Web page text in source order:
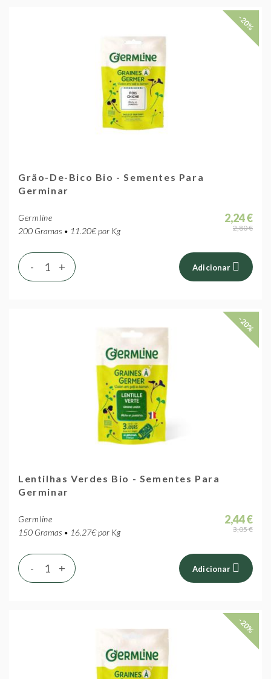
-20%
Grão-De-Bico Bio - Sementes Para
Germinar
Germline
200 Gramas • 11.20€ por Kg
2,24 €
2,80 €
+
- Adicionar
-20%
Lentilhas Verdes Bio - Sementes Para
Germinar
Germline
150 Gramas • 16.27€ por Kg
2,44 €
3,05 €
+
- Adicionar
-20%